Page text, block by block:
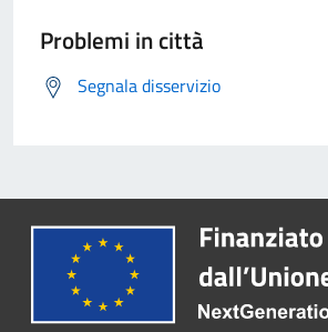
Problemi in città
Segnala disservizio